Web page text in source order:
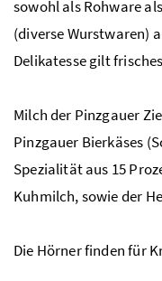
sowohl als Rohware
(diverse Wurstwaren)
Delikatesse gilt
Milch der Pinzgauer
Pinzgauer Bierkäses
Spezialität aus 15
Kuhmilch, sowie der
Die Hörner finden für